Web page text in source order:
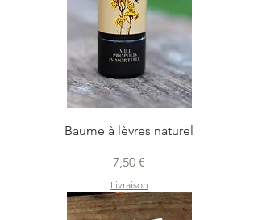
Baume à lèvres naturel
Prix
7,50 €
Livraison